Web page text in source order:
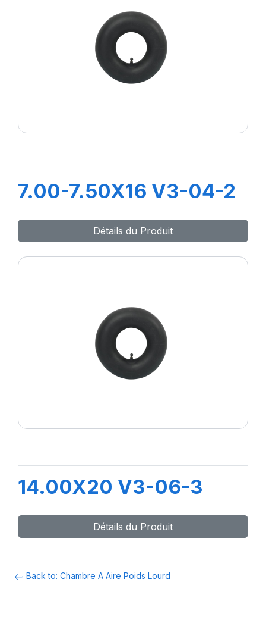
7.00-7.50X16 V3-04-2
Détails du Produit
14.00X20 V3-06-3
Détails du Produit
Back to: Chambre A Aire Poids Lourd